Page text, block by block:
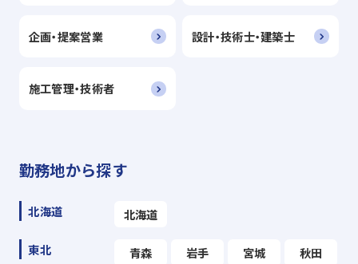
企画・提案営業 設計・技術士・建築士
施工管理・技術者
勤務地から探す
北海道 北海道
東北 青森 岩手 宮城 秋田